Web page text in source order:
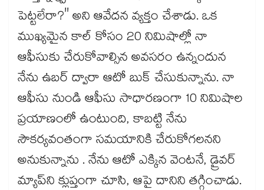
పెట్టలేరా?" అని ఆవేదన వ్యక్తం చేశాడు. ఒక
ముఖ్యమైన కాల్ కోసం 20 నిమిషాల్లో నా
ఆఫీసుకు చేరుకోవాల్సిన అవసరం ఉన్నందున
నేను ఉబర్ ద్వారా ఆటో బుక్ చేసుకున్నాను. నా
ఆఫీసు నుండి ఆఫీసు సాధారణంగా 10 నిమిషాల
ప్రయాణంలో ఉంటుంది, కాబట్టి నేను
సౌకర్యవంతంగా సమయానికి చేరుకోగలనని
అనుకున్నాను . నేను ఆటో ఎక్కిన వెంటనే, డ్రైవర్
మ్యాప్‌ని క్లుప్తంగా చూసి, ఆపై దానిని తగ్గించాడు.